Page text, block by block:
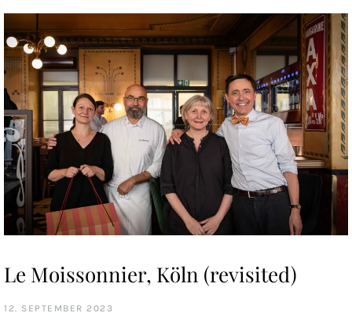
Le Moissonnier, Köln (revisited)
12. SEPTEMBER 2023